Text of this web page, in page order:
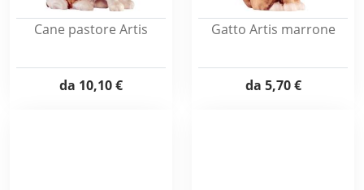
Cane pastore Artis
da 10,10 €
Gatto Artis marrone
da 5,70 €